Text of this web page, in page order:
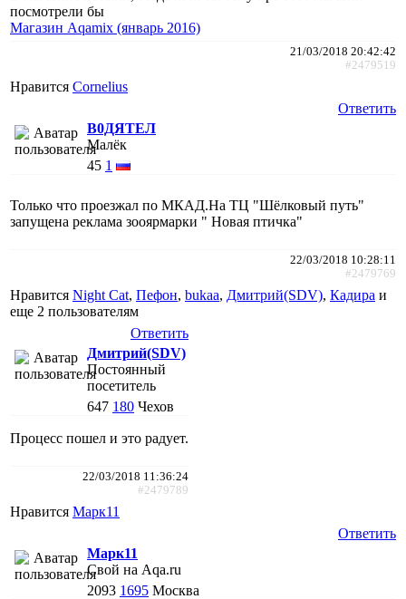
посмотрели бы
Магазин Aqamix (январь 2016)
21/03/2018 20:42:42
#2479519
Нравится Cornelius
Ответить
В0ДЯТЕЛ
Малёк
45 1
Только что проезжал по МКАД.На ТЦ "Шёлковый путь"
запущена реклама зооярмарки " Новая птичка"
22/03/2018 10:28:11
#2479769
Нравится Night Cat, Пефон, bukaa, Дмитрий(SDV), Кадира и
еще 2 пользователям
Ответить
Дмитрий(SDV)
Постоянный
посетитель
647 180 Чехов
Процесс пошел и это радует.
22/03/2018 11:36:24
#2479789
Нравится Марк11
Ответить
Марк11
Свой на Aqa.ru
2093 1695 Москва